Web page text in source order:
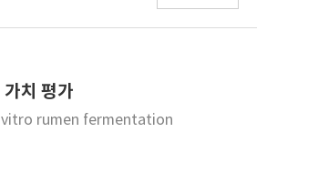
치 평가
rumen fermentation